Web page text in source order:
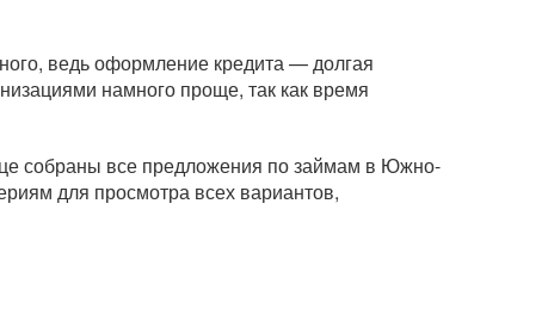
ведь оформление кредита — долгая
намного проще, так как время
собраны все предложения по займам в Южно-
для просмотра всех вариантов,